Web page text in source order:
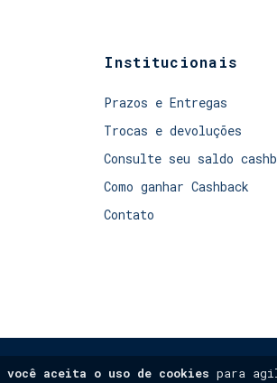
você aceita o uso de cookies para
Institucionais
Prazos e Entregas
Trocas e devoluções
Consulte seu saldo
Como ganhar Cashback
Contato